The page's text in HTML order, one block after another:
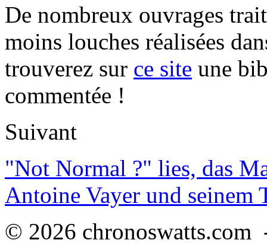
De nombreux ouvrages
moins louches réalisées
trouverez sur ce site une
commentée !
Suivant
"Not Normal ?" lies, das
Antoine Vayer und seinem
© 2026